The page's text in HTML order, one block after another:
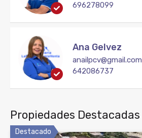
696278099
Ana Gelvez
anailpcv@gmail.com
642086737
Propiedades Destacadas
Destacado